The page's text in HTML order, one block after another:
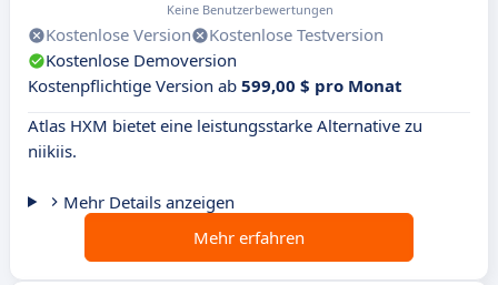
Keine Benutzerbewertungen
Kostenlose Version
Kostenlose Testversion
Kostenlose Demoversion
Kostenpflichtige Version ab 599,00 $ pro Monat
Atlas HXM bietet eine leistungsstarke Alternative zu
niikiis.
Mehr Details anzeigen
Mehr erfahren